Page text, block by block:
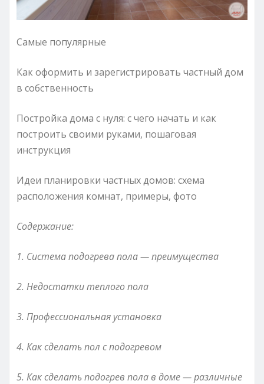
Самые популярные
Как оформить и зарегистрировать частный дом
в собственность
Постройка дома с нуля: с чего начать и как
построить своими руками, пошаговая
инструкция
Идеи планировки частных домов: схема
расположения комнат, примеры, фото
Содержание:
1. Система подогрева пола — преимущества
2. Недостатки теплого пола
3. Профессиональная установка
4. Как сделать пол с подогревом
5. Как сделать подогрев пола в доме — различные